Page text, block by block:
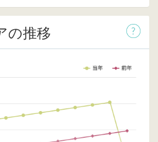
の推移